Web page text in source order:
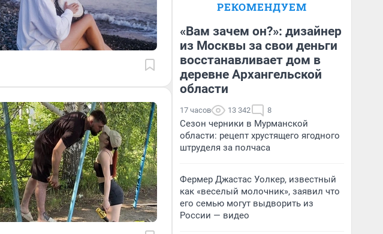
РЕКОМЕНДУЕМ
«Вам зачем он?»: дизайнер
из Москвы за свои деньги
восстанавливает дом в
деревне Архангельской
области
17 часов 13 342 8
Сезон черники в Мурманской
области: рецепт хрустящего ягодного
штруделя за полчаса
Фермер Джастас Уолкер, известный
как «веселый молочник», заявил что
его семью могут выдворить из
России — видео